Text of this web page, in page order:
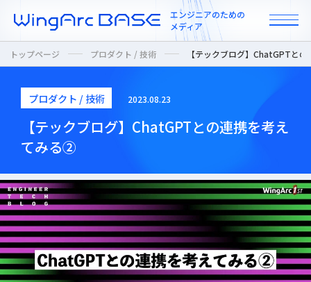
エンジニアのための
メディア
All
インタビュー
カルチャー / 人
ニュース
トップページ プロダクト / 技術 【テックブログ】ChatGPTと
プロダクト / 技術 2023.08.23
【テックブログ】ChatGPTとの連携を考え
てみる②